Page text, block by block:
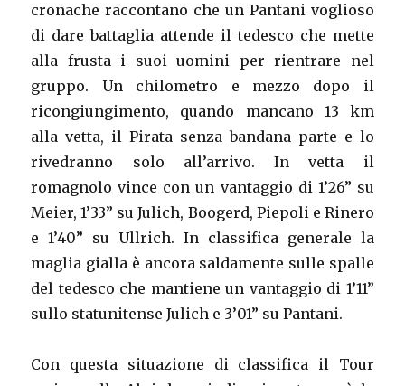
cronache raccontano che un Pantani voglioso
di dare battaglia attende il tedesco che mette
alla frusta i suoi uomini per rientrare nel
gruppo. Un chilometro e mezzo dopo il
ricongiungimento, quando mancano 13 km
alla vetta, il Pirata senza bandana parte e lo
rivedranno solo all’arrivo. In vetta il
romagnolo vince con un vantaggio di 1’26” su
Meier, 1’33” su Julich, Boogerd, Piepoli e Rinero
e 1’40” su Ullrich. In classifica generale la
maglia gialla è ancora saldamente sulle spalle
del tedesco che mantiene un vantaggio di 1’11”
sullo statunitense Julich e 3’01” su Pantani.
Con questa situazione di classifica il Tour